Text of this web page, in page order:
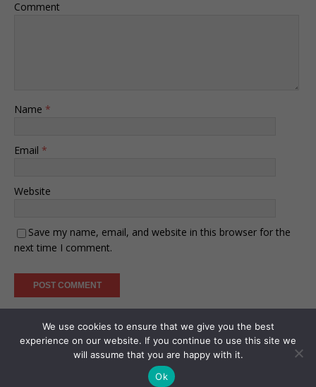
Comment
Name *
Email *
Website
Save my name, email, and website in this browser for the
next time I comment.
Copyright © 2026 | by
We use cookies to ensure that we give you the best
experience on our website. If you continue to use this site we
will assume that you are happy with it.
Ok